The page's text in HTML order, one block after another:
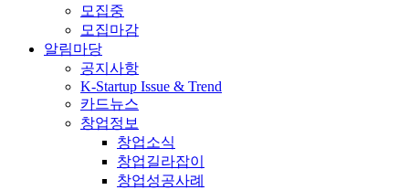
모집중
모집마감
알림마당
공지사항
K-Startup Issue & Trend
카드뉴스
창업정보
창업소식
창업길라잡이
창업성공사례